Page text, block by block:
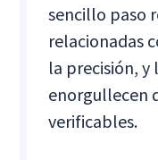
sencillo paso
relacionadas
la precisión, y
enorgullecen
verificables.